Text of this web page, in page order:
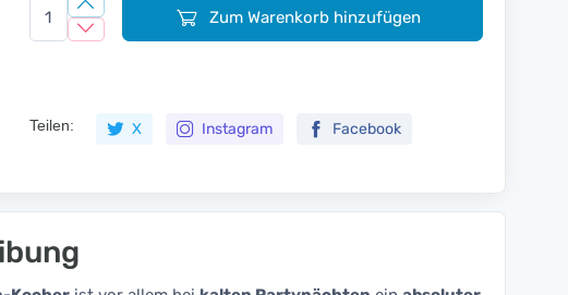
Zum Warenkorb hinzufügen
Teilen: X Instagram Facebook